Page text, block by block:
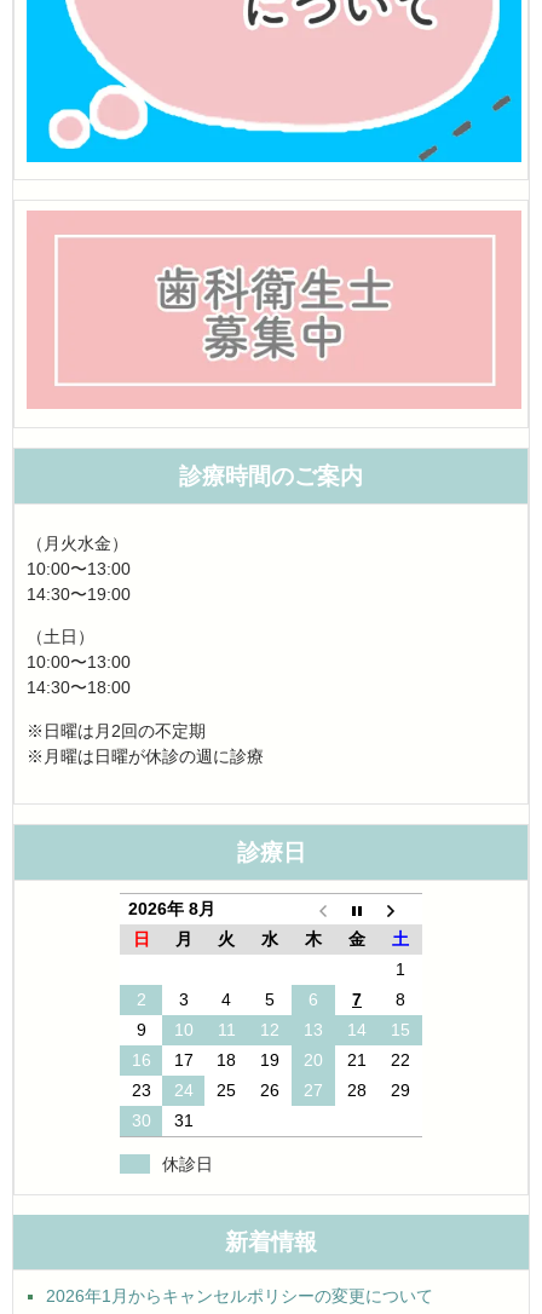
診療時間のご案内
（月火水金）
10:00〜13:00
14:30〜19:00
（土日）
10:00〜13:00
14:30〜18:00
※日曜は月2回の不定期
※月曜は日曜が休診の週に診療
診療日
2026年 8月
日
月 火 水 木 金
土
1
2
3 4 5 6 7
8
9
10 11 12 13 14
15
16
17 18 19 20 21
22
23
24 25 26 27 28
29
30
31
休診日
新着情報
2026年1月からキャンセルポリシーの変更について